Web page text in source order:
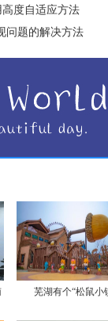
度自适应方法
问题的解决方法
芜湖有个“松鼠小